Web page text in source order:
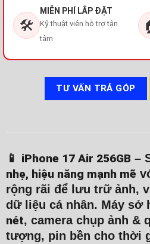
🛠️
MIỄN PHÍ LẮP ĐẶT
Kỹ thuật viên hỗ trợ tận
tâm
TƯ VẤN TRẢ GÓP
📱 iPhone 17 Air 256GB –
nhẹ, hiệu năng mạnh mẽ
rộng rãi để lưu trữ ảnh,
dữ liệu cá nhân. Máy sở
nét, camera chụp ảnh &
tượng, pin bền cho thời